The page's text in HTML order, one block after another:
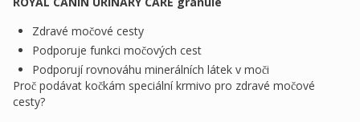
Zdravé močové cesty
Podporuje funkci močových cest
Podporují rovnováhu minerálních látek v moči
Proč podávat kočkám speciální krmivo pro zdravé močové
cesty?